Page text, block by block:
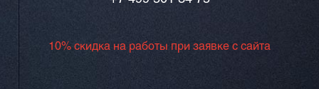
10% скидка на работы при заявке с сайта